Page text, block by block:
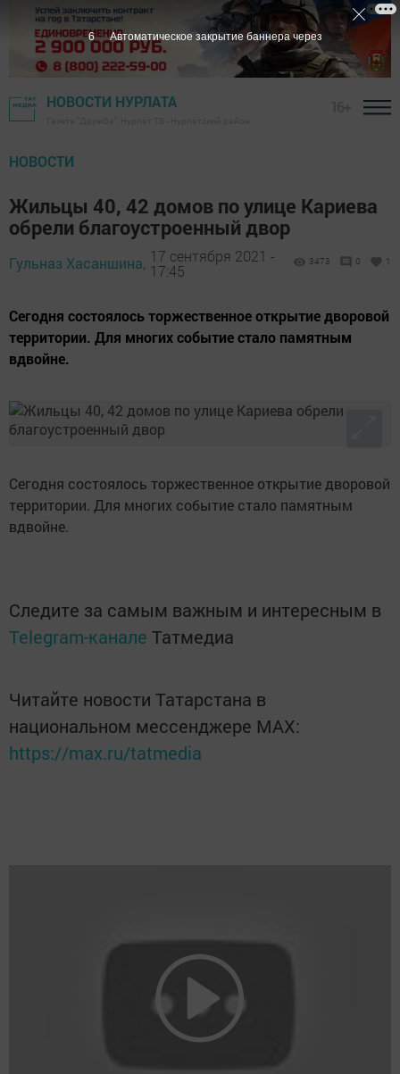
НОВОСТИ НУРЛАТА
НОВОСТИ
Жильцы 40, 42 домов по улице Кариева
обрели благоустроенный двор
Гульназ Хасаншина, 17 сентября 2021 -
17:45
3473 0 1
Сегодня состоялось торжественное открытие дворовой
территории. Для многих событие стало памятным
вдвойне.
Сегодня состоялось торжественное открытие дворовой
территории. Для многих событие стало памятным
вдвойне.
Следите за самым важным и интересным в
Telegram-канале Татмедиа
Читайте новости Татарстана в
национальном мессенджере MАХ:
https://max.ru/tatmedia
5 Автоматическое закрытие баннера через